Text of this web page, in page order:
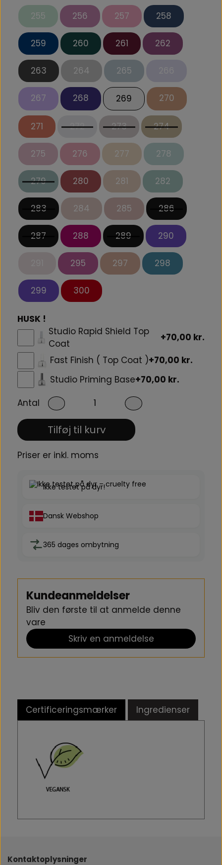
255 256 257 258
259 260 261 262
263 264 265
267 268 269 270
271 272 273 274
275 276 277 278
279 280 281 282
283 284 285 286
287 288 289 290
295 297 298
299 300
HUSK !
Studio Rapid Shield Top
Coat
+70,00 kr.
Fast Finish ( Top Coat )+70,00 kr.
Studio Priming Base+70,00 kr.
Antal
Tilføj til kurv
Priser er inkl. moms
Ikke testet på dyr!
Dansk Webshop
365 dages ombytning
Kundeanmeldelser
Bliv den første til at anmelde denne
vare
Skriv en anmeldelse
Certificeringsmærker Ingredienser
Kontaktoplysninger